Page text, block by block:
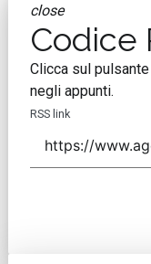
close
Codice
Clicca sul
negli appunti.
RSS link